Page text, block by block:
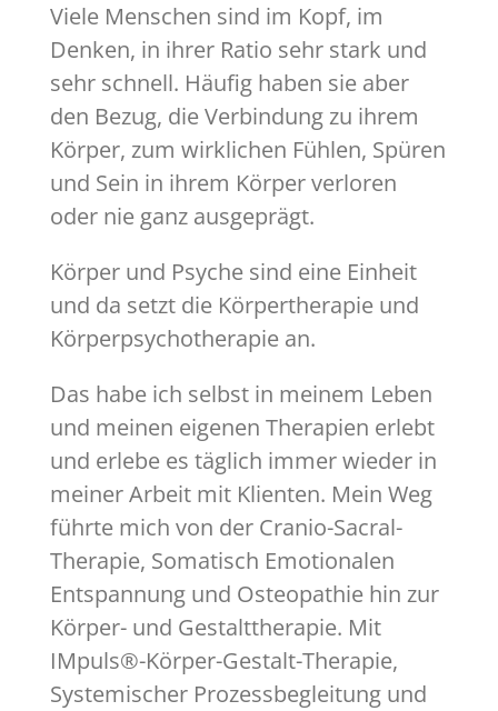
Viele Menschen sind im Kopf, im
Denken, in ihrer Ratio sehr stark und
sehr schnell. Häufig haben sie aber
den Bezug, die Verbindung zu ihrem
Körper, zum wirklichen Fühlen, Spüren
und Sein in ihrem Körper verloren
oder nie ganz ausgeprägt.
Körper und Psyche sind eine Einheit
und da setzt die Körpertherapie und
Körperpsychotherapie an.
Das habe ich selbst in meinem Leben
und meinen eigenen Therapien erlebt
und erlebe es täglich immer wieder in
meiner Arbeit mit Klienten. Mein Weg
führte mich von der Cranio-Sacral-
Therapie, Somatisch Emotionalen
Entspannung und Osteopathie hin zur
Körper- und Gestalttherapie. Mit
IMpuls®-Körper-Gestalt-Therapie,
Systemischer Prozessbegleitung und